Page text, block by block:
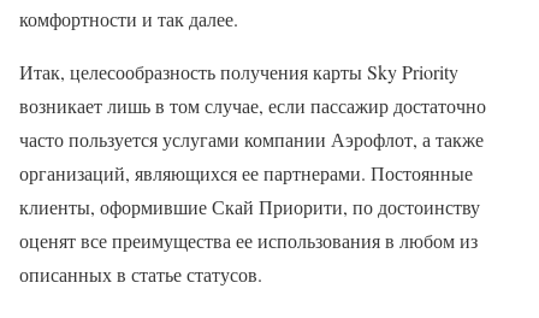
комфортности и так далее.
Итак, целесообразность получения карты Sky Priority
возникает лишь в том случае, если пассажир достаточно
часто пользуется услугами компании Аэрофлот, а также
организаций, являющихся ее партнерами. Постоянные
клиенты, оформившие Скай Приорити, по достоинству
оценят все преимущества ее использования в любом из
описанных в статье статусов.